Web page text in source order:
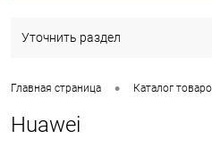
Уточнить раздел
Главная страница • Каталог
Huawei